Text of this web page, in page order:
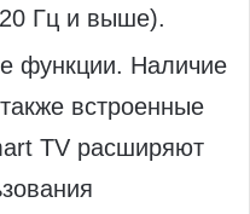
Гц и выше).
функции. Наличие
встроенные
TV расширяют